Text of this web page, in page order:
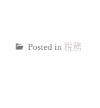
Posted in 稅務